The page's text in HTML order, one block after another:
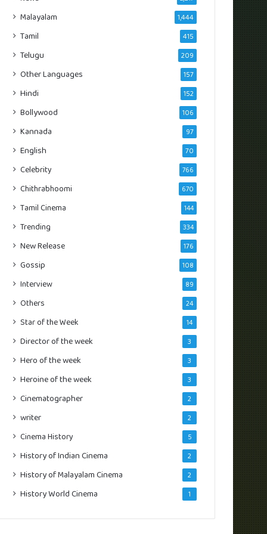
Malayalam 1,444
Tamil 415
Telugu 209
Other Languages 157
Hindi 152
Bollywood 106
Kannada 97
English 70
Celebrity 766
Chithrabhoomi 670
Tamil Cinema 144
Trending 334
New Release 176
Gossip 108
Interview 89
Others 24
Star of the Week 14
Director of the week 3
Hero of the week 3
Heroine of the week 3
Cinematographer 2
writer 2
Cinema History 5
History of Indian Cinema 2
History of Malayalam Cinema 2
History World Cinema 1